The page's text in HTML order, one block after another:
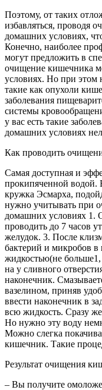
Поэтому, от таких
избавляться, проводя
домашних условиях,
Конечно, наиболее
могут предложить в
очищение кишечника
условиях. Но при этом
такие как опухоли
заболевания
системы
у вас есть такие
домашних условиях
Как проводить
Самая доступная и
прокипяченной водой.
кружка Эсмарха,
нужно учитывать при
домашних условиях
проводить до 7 часов
желудок. 3. После
бактерий и микробов
жидкостью(не
на у сливного
наконечник.
вазелином, приняв
ввести наконечник в
всю жидкость. Сразу
Но нужно эту воду
Можно слегка
кишечник. Такие
Результат очищения
– Вы получите